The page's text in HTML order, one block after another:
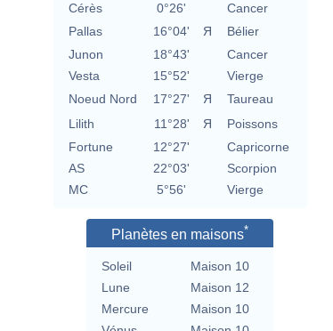
Cérès
0°26'
Cancer
Pallas
16°04' Я
Bélier
Junon
18°43'
Cancer
Vesta
15°52'
Vierge
Noeud Nord
17°27' Я
Taureau
Lilith
11°28' Я
Poissons
Fortune
12°27'
Capricorne
AS
22°03'
Scorpion
MC
5°56' Vierge
Planètes en maisons*
Soleil
Maison 10
Lune
Maison 12
Mercure
Maison 10